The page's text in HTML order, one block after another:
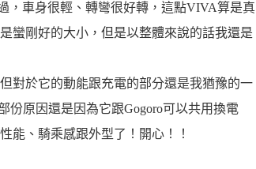
，車身很輕、轉彎很好轉，這點VIVA算是真
蠻剛好的大小，但是以整體來說的話我還是
對於它的動能跟充電的部分還是我猶豫的一
份原因還是因為它跟Gogoro可以共用換電
能、騎乘感跟外型了！開心！！